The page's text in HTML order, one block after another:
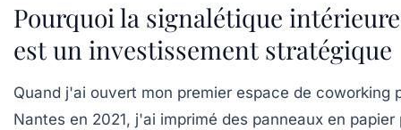
Pourquoi la signalétique
est un investissement stratégique
Quand j'ai ouvert mon premier espace de coworking
Nantes en 2021, j'ai imprimé des panneaux en